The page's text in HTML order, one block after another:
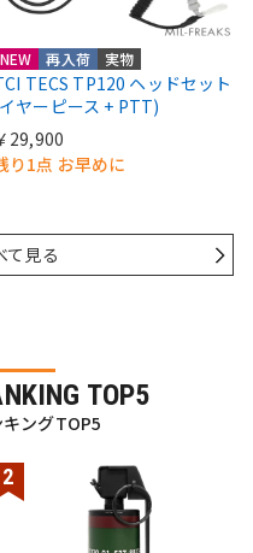
NEW 再入荷 実物
TECS TP120 ヘッドセット
ヤーピース + PTT)
29,900
り1点 お早めに
て見る
TOP5
ングTOP5